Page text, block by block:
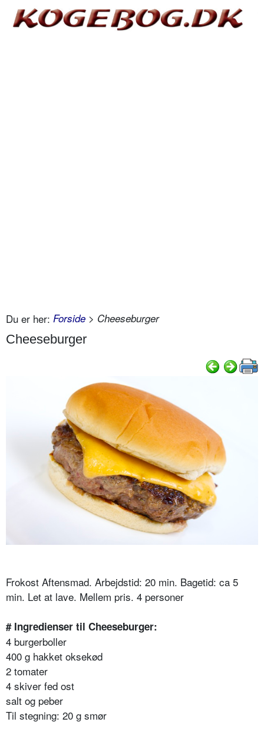
Du er her: Forside > Cheeseburger
Cheeseburger
Frokost Aftensmad. Arbejdstid: 20 min. Bagetid: ca 5
min. Let at lave. Mellem pris. 4 personer
# Ingredienser til Cheeseburger:
4 burgerboller
400 g hakket oksekød
2 tomater
4 skiver fed ost
salt og peber
Til stegning: 20 g smør